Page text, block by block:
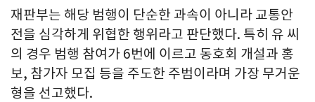
재판부는 해당 범행이 단순한 과속이 아니라 교통안
전을 심각하게 위협한 행위라고 판단했다. 특히 유 씨
의 경우 범행 참여가 6번에 이르고 동호회 개설과 홍
보, 참가자 모집 등을 주도한 주범이라며 가장 무거운
형을 선고했다.